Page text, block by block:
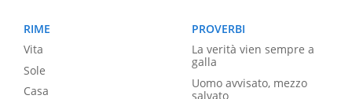
RIME
Vita
Sole
Casa
PROVERBI
La verità vien sempre a
galla
Uomo avvisato, mezzo
salvato